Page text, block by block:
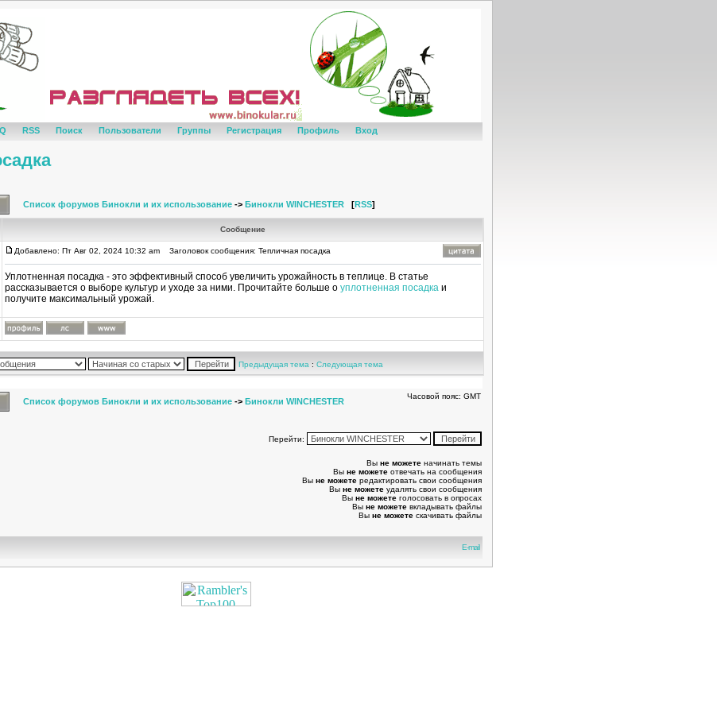
RSS Поиск Пользователи Группы Регистрация Профиль Вход
Список форумов Бинокли и их использование -> Бинокли WINCHESTER [RSS]
Сообщение
Добавлено: Пт Авг 02, 2024 10:32 am Заголовок сообщения: Тепличная посадка
Уплотненная посадка - это эффективный способ увеличить урожайность в теплице. В статье
рассказывается о выборе культур и уходе за ними. Прочитайте больше о уплотненная посадка и
получите максимальный урожай.
Предыдущая тема : Следующая тема
Список форумов Бинокли и их использование -> Бинокли WINCHESTER
Часовой пояс: GMT
Перейти:
Вы не можете начинать темы
Вы не можете отвечать на сообщения
Вы не можете редактировать свои сообщения
Вы не можете удалять свои сообщения
Вы не можете голосовать в опросах
Вы не можете вкладывать файлы
Вы не можете скачивать файлы
E-mail